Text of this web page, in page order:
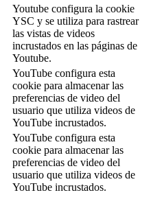
Youtube configura la cookie
YSC y se utiliza para rastrear
las vistas de videos
incrustados en las páginas de
Youtube.
YouTube configura esta
cookie para almacenar las
preferencias de video del
usuario que utiliza videos de
YouTube incrustados.
YouTube configura esta
cookie para almacenar las
preferencias de video del
usuario que utiliza videos de
YouTube incrustados.